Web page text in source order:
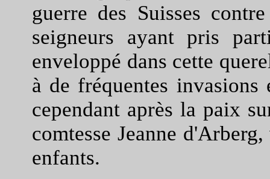
guerre des Suisses
seigneurs ayant pris
enveloppé dans cette
à de fréquentes
cependant après la paix
comtesse Jeanne
enfants.